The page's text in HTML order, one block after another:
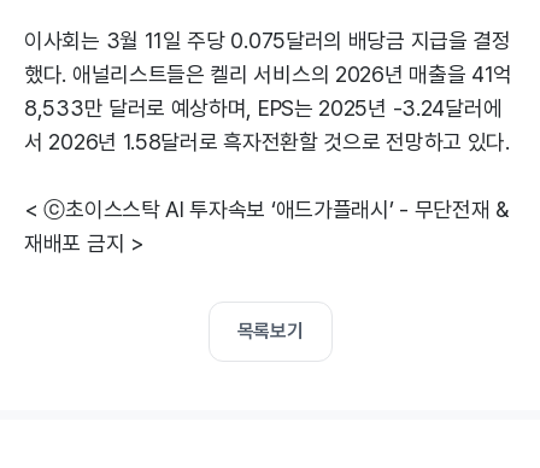
이사회는 3월 11일 주당 0.075달러의 배당금 지급을 결정
했다. 애널리스트들은 켈리 서비스의 2026년 매출을 41억
8,533만 달러로 예상하며, EPS는 2025년 -3.24달러에
서 2026년 1.58달러로 흑자전환할 것으로 전망하고 있다.
< ⓒ초이스스탁 AI 투자속보 ‘애드가플래시’ - 무단전재 &
재배포 금지 >
목록보기